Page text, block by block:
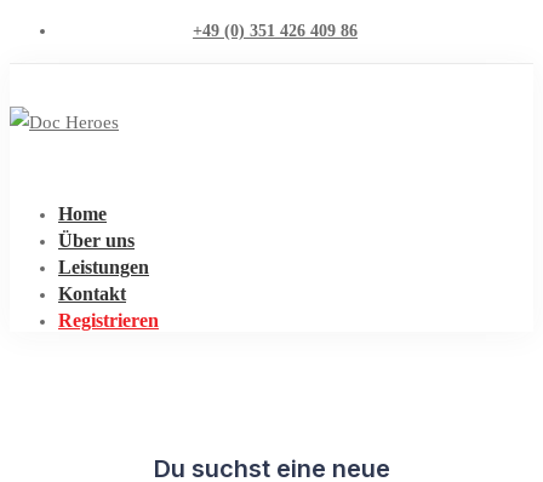
+49 (0) 351 426 409 86
Home
Über uns
Leistungen
Kontakt
Registrieren